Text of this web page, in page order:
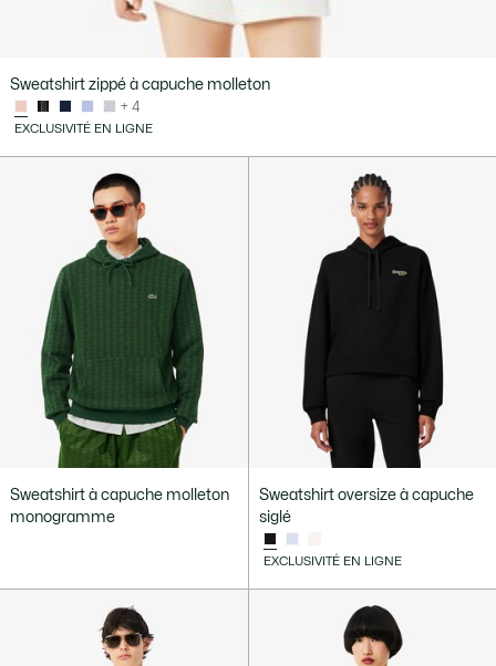
Sweatshirt zippé à capuche molleton
+ 4
EXCLUSIVITÉ EN LIGNE
Sweatshirt à capuche molleton
monogramme
Sweatshirt oversize à capuche
siglé
EXCLUSIVITÉ EN LIGNE